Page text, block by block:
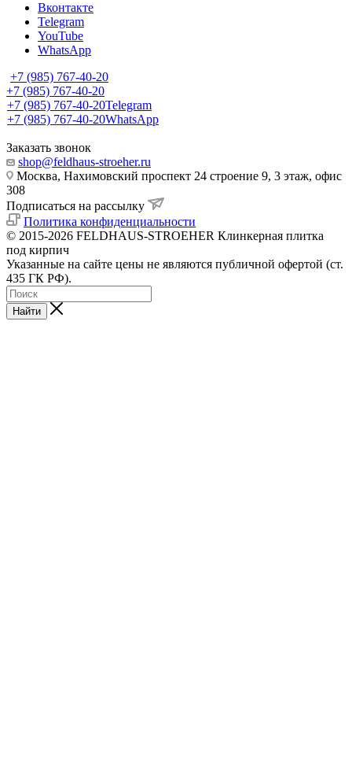
Вконтакте
Telegram
YouTube
WhatsApp
+7 (985) 767-40-20
+7 (985) 767-40-20
+7 (985) 767-40-20Telegram
+7 (985) 767-40-20WhatsApp
Заказать звонок
shop@feldhaus-stroeher.ru
Москва, Нахимовский проспект 24 строение 9, 3 этаж, офис
308
Подписаться на рассылку
Политика конфиденциальности
© 2015-2026 FELDHAUS-STROEHER Клинкерная плитка
под кирпич
Указанные на сайте цены не являются публичной офертой (ст.
435 ГК РФ).
Найти